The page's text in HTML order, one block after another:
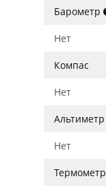
Барометр
Нет
Компас
Нет
Альтиметр
Нет
Термометр